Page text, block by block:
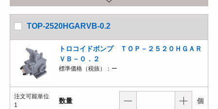
TOP-2520HGARVB-0.2
トロコイドポンプ ＴＯＰ－２５２０ＨＧＡＲ
ＶＢ－０．２
標準価格（税抜）： ー
注文可能単位
1
数量 個